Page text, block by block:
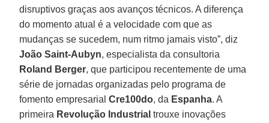
disruptivos graças aos avanços técnicos. A diferença
do momento atual é a velocidade com que as
mudanças se sucedem, num ritmo jamais visto”, diz
João Saint-Aubyn, especialista da consultoria
Roland Berger, que participou recentemente de uma
série de jornadas organizadas pelo programa de
fomento empresarialCre100do, da Espanha. A
primeira Revolução Industrial trouxe inovações